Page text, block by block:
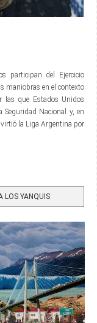
participan del Ejercicio
maniobras en el contexto
las que Estados Unidos
Nacional y, en
la Liga Argentina por
LOS YANQUIS